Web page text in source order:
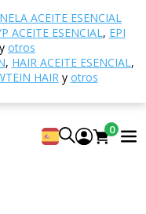
ACEITE ESENCIAL
ACEITE ESENCIAL, EPI
y otros
, HAIR ACEITE ESENCIAL,
HAIRy otros
0
Frascos y aplicadores
la aromaterapia, la
casera de mezclas.
con
segura del